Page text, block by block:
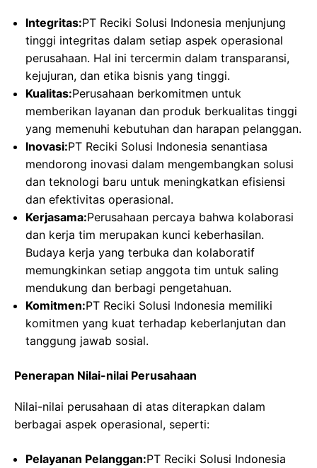
Integritas:PT Reciki Solusi Indonesia menjunjung
tinggi integritas dalam setiap aspek operasional
perusahaan. Hal ini tercermin dalam transparansi,
kejujuran, dan etika bisnis yang tinggi.
Kualitas:Perusahaan berkomitmen untuk
memberikan layanan dan produk berkualitas tinggi
yang memenuhi kebutuhan dan harapan pelanggan.
Inovasi:PT Reciki Solusi Indonesia senantiasa
mendorong inovasi dalam mengembangkan solusi
dan teknologi baru untuk meningkatkan efisiensi
dan efektivitas operasional.
Kerjasama:Perusahaan percaya bahwa kolaborasi
dan kerja tim merupakan kunci keberhasilan.
Budaya kerja yang terbuka dan kolaboratif
memungkinkan setiap anggota tim untuk saling
mendukung dan berbagi pengetahuan.
Komitmen:PT Reciki Solusi Indonesia memiliki
komitmen yang kuat terhadap keberlanjutan dan
tanggung jawab sosial.
Penerapan Nilai-nilai Perusahaan
Nilai-nilai perusahaan di atas diterapkan dalam
berbagai aspek operasional, seperti:
Pelayanan Pelanggan:PT Reciki Solusi Indonesia